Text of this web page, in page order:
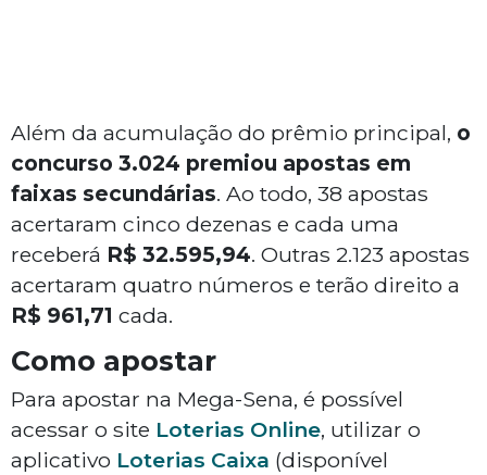
Além da acumulação do prêmio principal, o
concurso 3.024 premiou apostas em
faixas secundárias. Ao todo, 38 apostas
acertaram cinco dezenas e cada uma
receberá R$ 32.595,94. Outras 2.123 apostas
acertaram quatro números e terão direito a
R$ 961,71 cada.
Como apostar
Para apostar na Mega-Sena, é possível
acessar o site Loterias Online, utilizar o
aplicativo Loterias Caixa (disponível